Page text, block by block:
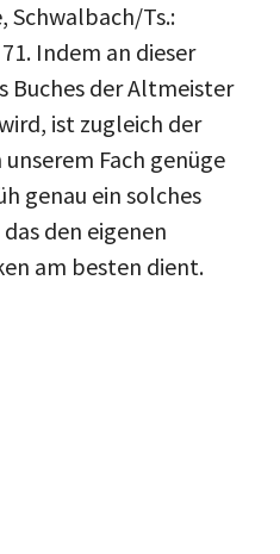
Schwalbach/Ts.:
Indem an dieser
Buches der Altmeister
ist zugleich der
Fach genüge
genau ein solches
den eigenen
am besten dient.